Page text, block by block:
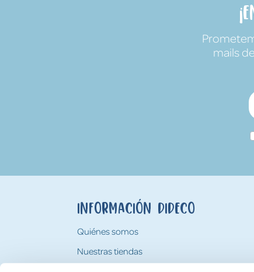
mails
Información Dideco
Quiénes somos
Nuestras tiendas